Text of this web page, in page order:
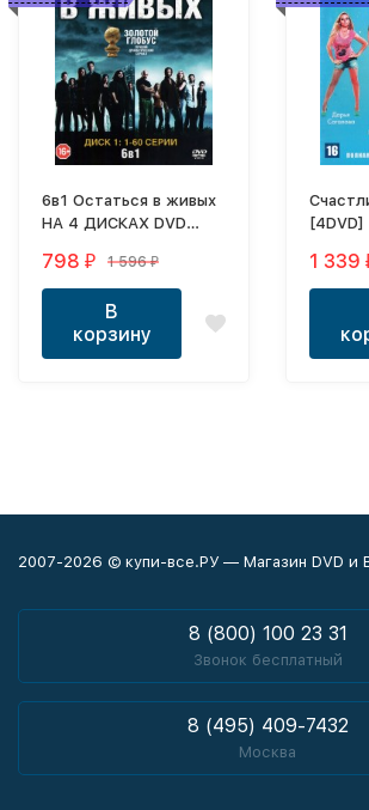
6в1 Остаться в живых
НА 4 ДИСКАХ DVD
сезонов, 121 серия)
798 ₽ 1 596₽
В
корзину
1 339
2007-2026 © купи-все.РУ — Магазин DVD и
8 (800) 100 23 31
Звонок бесплатный
8 (495) 409-7432
Москва